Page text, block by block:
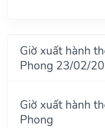
Giờ xuất hành
Phong 23/02/
Giờ xuất hành
Phong